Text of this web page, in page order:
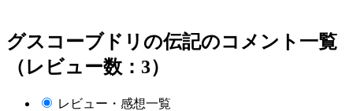
グスコーブドリの伝記のコメント一覧
（レビュー数：3）
レビュー・感想一覧